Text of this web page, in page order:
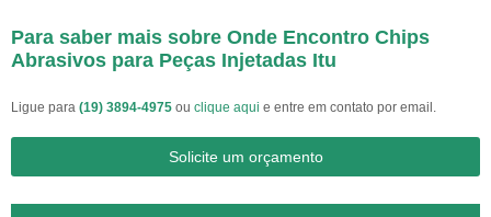
Para saber mais sobre Onde Encontro Chips
Abrasivos para Peças Injetadas Itu
Ligue para (19) 3894-4975 ou clique aqui e entre em contato por email.
Solicite um orçamento